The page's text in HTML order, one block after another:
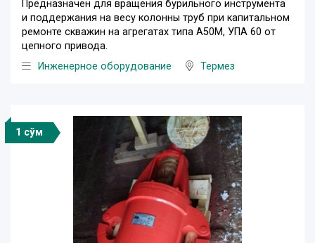
Предназначен для вращения бурильного инструмента
и поддержания на весу колонны труб при капитальном
ремонте скважин на агрегатах типа А50М, УПА 60 от
цепного привода.
Инженерное оборудование
Термез
1 сўм